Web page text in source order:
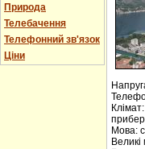
Природа
Телебачення
Телефонний зв'язок
Ціни
Мова: